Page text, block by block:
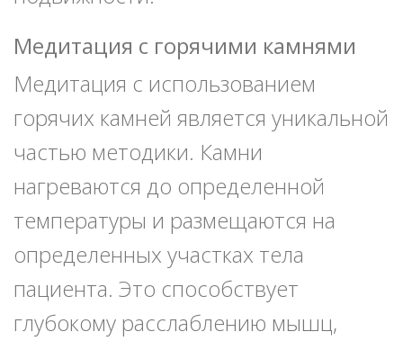
Медитация с горячими камнями
Медитация с использованием
горячих камней является уникальной
частью методики. Камни
нагреваются до определенной
температуры и размещаются на
определенных участках тела
пациента. Это способствует
глубокому расслаблению мышц,